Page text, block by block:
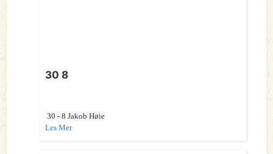
30 8
30 - 8 Jakob Høie
Les Mer